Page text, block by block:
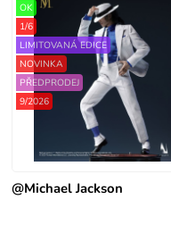
@Michael Jackson
OK
1/6
LIMITOVANÁ EDICE
NOVINKA
PŘEDPRODEJ
9/2026